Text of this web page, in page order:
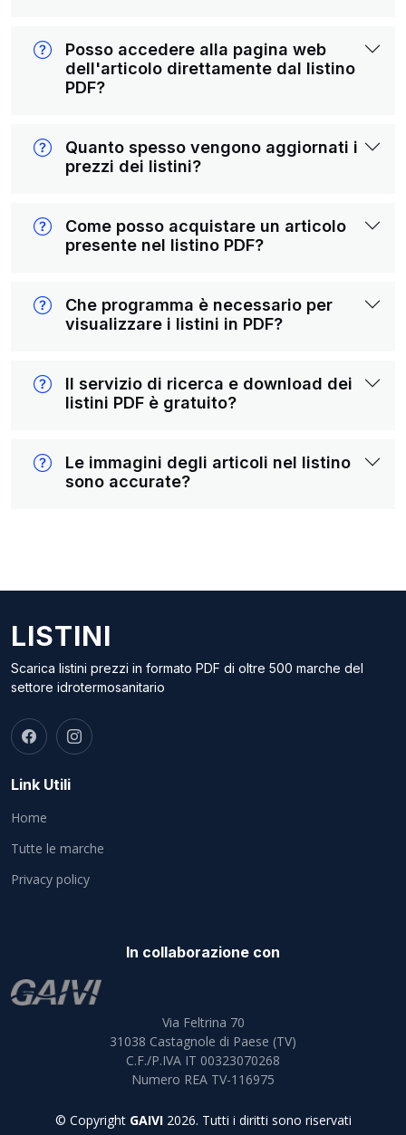
Posso accedere alla pagina web
dell'articolo direttamente dal listino
PDF?
Quanto spesso vengono aggiornati i
prezzi dei listini?
Come posso acquistare un articolo
presente nel listino PDF?
Che programma è necessario per
visualizzare i listini in PDF?
Il servizio di ricerca e download dei
listini PDF è gratuito?
Le immagini degli articoli nel listino
sono accurate?
LISTINI
Scarica listini prezzi in formato PDF di oltre 500 marche del
settore idrotermosanitario
Link Utili
Home
Tutte le marche
Privacy policy
In collaborazione con
Via Feltrina 70
31038 Castagnole di Paese (TV)
C.F./P.IVA IT 00323070268
Numero REA TV-116975
© Copyright GAIVI2026. Tutti i diritti sono riservati